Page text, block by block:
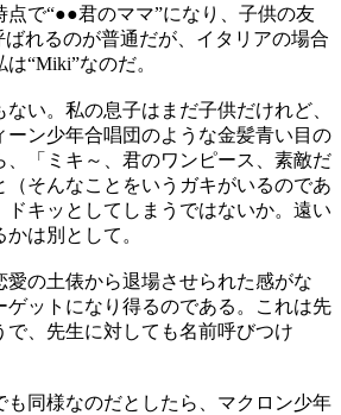
点で“●●君のママ”になり、子供の友
ばれるのが普通だが、イタリアの場合
“Miki”なのだ。
い。私の息子はまだ子供だけれど、
ーン少年合唱団のような金髪青い目の
、「ミキ～、君のワンピース、素敵だ
（そんなことをいうガキがいるのであ
ドキッとしてしまうではないか。遠い
は別として。
愛の土俵から退場させられた感がな
ゲットになり得るのである。これは先
で、先生に対しても名前呼びつけ
も同様なのだとしたら、マクロン少年